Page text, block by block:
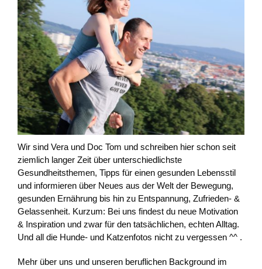
Wir sind Vera und Doc Tom und schreiben hier schon seit
ziemlich langer Zeit über unterschiedlichste
Gesundheitsthemen, Tipps für einen gesunden Lebensstil
und informieren über Neues aus der Welt der Bewegung,
gesunden Ernährung bis hin zu Entspannung, Zufrieden- &
Gelassenheit. Kurzum: Bei uns findest du neue Motivation
& Inspiration und zwar für den tatsächlichen, echten Alltag.
Und all die Hunde- und Katzenfotos nicht zu vergessen ^^ .
Mehr über uns und unseren beruflichen Background im